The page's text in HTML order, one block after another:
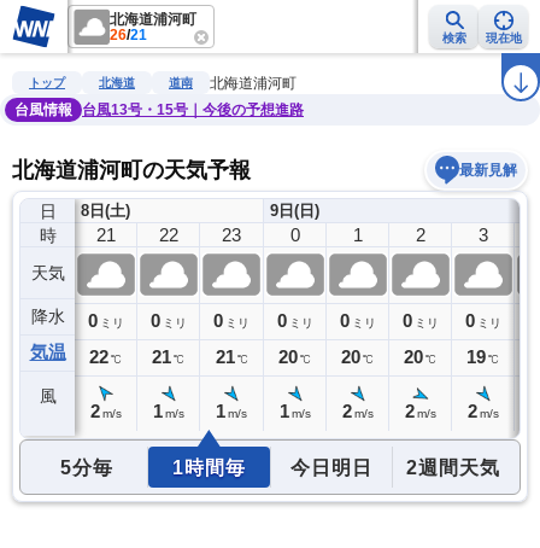
北海道浦河町
26/21 検索 現在地
雨雲レーダー 台風情報 地震情報 ラ
トップ 北海道 道南
北海道浦河町
台風情報
台風13号・15号｜今後の予想進路
北海道浦河町の天気予報 最新見解
日
時
天気
降水
気温
風
8日(土)
20
0ミリ
22℃
21
0 ミリ
22℃
2 m/s
22
0 ミリ
21℃
1 m/s
23
0 ミリ
21 ℃
1m/s
9日(日)
0
0 ミリ
20℃
1 m/s
1
0 ミリ
20℃
2 m/s
2
0 ミリ
20℃
2 m/s
3
0 ミリ
19℃
2 m/s
5分毎 1時間毎 今日明日 2週間天気